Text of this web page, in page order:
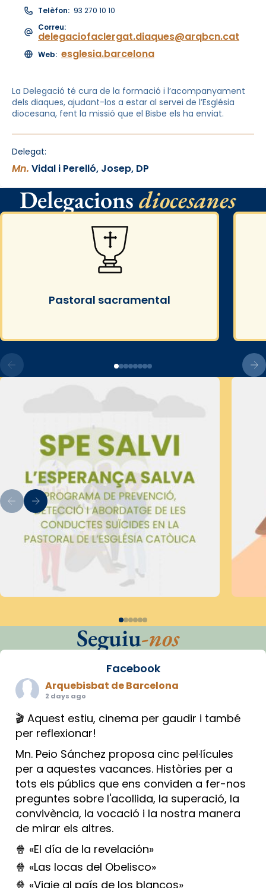
Telèfon: 93 270 10 10
Correu:
delegaciofaclergat.diaques@arqbcn.cat
Web: esglesia.barcelona
La Delegació té cura de la formació i l’acompanyament
dels diaques, ajudant-los a estar al servei de l’Església
diocesana, fent la missió que el Bisbe els ha enviat.
Delegat:
Mn. Vidal i Perelló, Josep, DP
Delegacionsdiocesanes
Pastoral sacramental
Seguiu-nos
Facebook
Arquebisbat de Barcelona
2 days ago
🎬 Aquest estiu, cinema per gaudir i també
per reflexionar!
Mn. Peio Sánchez proposa cinc pel·lícules
per a aquestes vacances. Històries per a
tots els públics que ens conviden a fer-nos
preguntes sobre l'acollida, la superació, la
convivència, la vocació i la nostra manera
de mirar els altres.
🍿 «El día de la revelación»
🍿 «Las locas del Obelisco»
🍿 «Viaje al país de los blancos»